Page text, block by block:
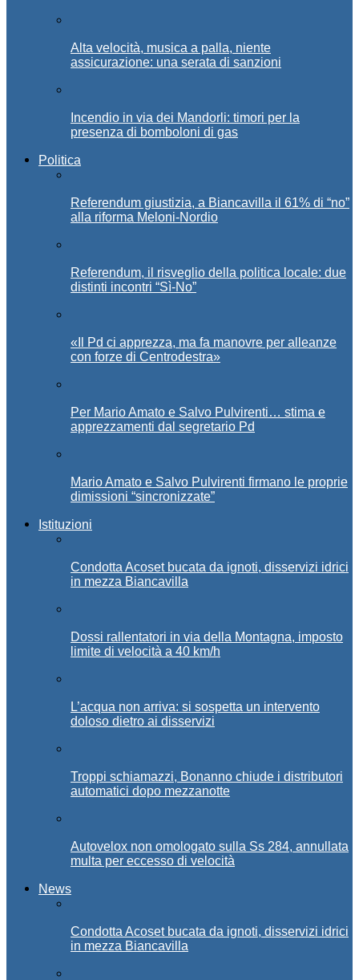
Alta velocità, musica a palla, niente
assicurazione: una serata di sanzioni
Incendio in via dei Mandorli: timori per la
presenza di bomboloni di gas
Politica
Referendum giustizia, a Biancavilla il 61% di “no”
alla riforma Meloni-Nordio
Referendum, il risveglio della politica locale: due
distinti incontri “Sì-No”
«Il Pd ci apprezza, ma fa manovre per alleanze
con forze di Centrodestra»
Per Mario Amato e Salvo Pulvirenti… stima e
apprezzamenti dal segretario Pd
Mario Amato e Salvo Pulvirenti firmano le proprie
dimissioni “sincronizzate”
Istituzioni
Condotta Acoset bucata da ignoti, disservizi idrici
in mezza Biancavilla
Dossi rallentatori in via della Montagna, imposto
limite di velocità a 40 km/h
L’acqua non arriva: si sospetta un intervento
doloso dietro ai disservizi
Troppi schiamazzi, Bonanno chiude i distributori
automatici dopo mezzanotte
Autovelox non omologato sulla Ss 284, annullata
multa per eccesso di velocità
News
Condotta Acoset bucata da ignoti, disservizi idrici
in mezza Biancavilla